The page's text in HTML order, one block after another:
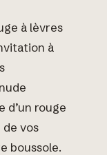
à lèvres
à
d’un rouge
vos
boussole.